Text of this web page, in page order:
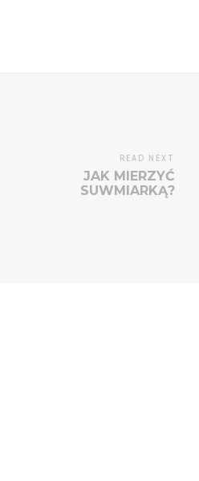
READ NEXT
JAK MIERZYĆ
SUWMIARKĄ?